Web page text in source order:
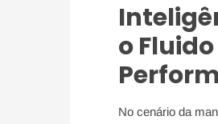
o
No cenário da